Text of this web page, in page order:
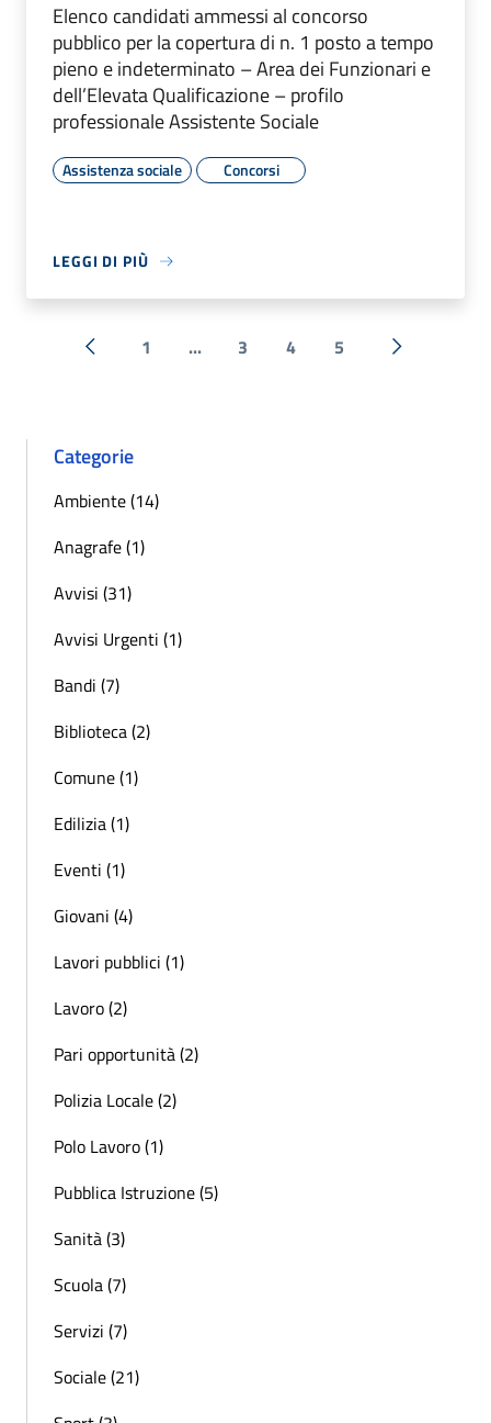
Elenco candidati ammessi al concorso
pubblico per la copertura di n. 1 posto a tempo
pieno e indeterminato – Area dei Funzionari e
dell’Elevata Qualificazione – profilo
professionale Assistente Sociale
Assistenza sociale Concorsi
LEGGI DI PIÙ
« Precedente
1 ... 3 4 5 Successiva
Categorie
Ambiente (14)
Anagrafe (1)
Avvisi (31)
Avvisi Urgenti (1)
Bandi (7)
Biblioteca (2)
Comune (1)
Edilizia (1)
Eventi (1)
Giovani (4)
Lavori pubblici (1)
Lavoro (2)
Pari opportunità (2)
Polizia Locale (2)
Polo Lavoro (1)
Pubblica Istruzione (5)
Sanità (3)
Scuola (7)
Servizi (7)
Sociale (21)